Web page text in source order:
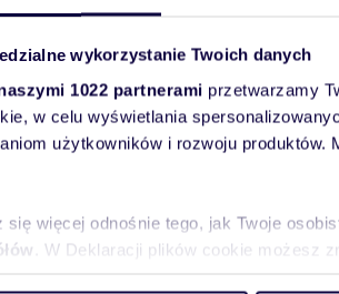
wykorzystanie Twoich danych
1022 partnerami przetwarzamy
w celu wyświetlania
użytkowników i rozwoju produktów.
się więcej odnośnie tego, jak Twoje
. W Deklaracji plików cookie możesz
na Osiedlu Kormoran w Olsztynie.
w każde miejsce miasta można stąd
się parking.
i krzewami, co sprzyja odpoczynkowi
pełna infrastruktura, m.in przedszkole,